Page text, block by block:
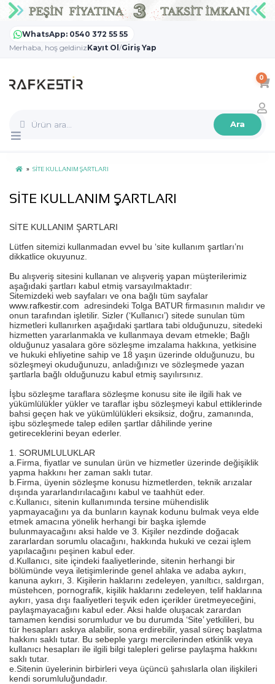
WhatsApp: 0540 372 55 55
Merhaba, hoş geldinizKayıt Ol /Giriş Yap
0
Ara
SİTE KULLANIM ŞARTLARI
SİTE KULLANIM ŞARTLARI
SİTE KULLANIM ŞARTLARI
Lütfen sitemizi kullanmadan evvel bu ‘site kullanım şartları’nı
dikkatlice okuyunuz.
Bu alışveriş sitesini kullanan ve alışveriş yapan müşterilerimiz
aşağıdaki şartları kabul etmiş varsayılmaktadır:
Sitemizdeki web sayfaları ve ona bağlı tüm sayfalar
www.rafkestir.com adresindeki Tolga BATUR firmasının malıdır ve
onun tarafından işletilir. Sizler (‘Kullanıcı’) sitede sunulan tüm
hizmetleri kullanırken aşağıdaki şartlara tabi olduğunuzu, sitedeki
hizmetten yararlanmakla ve kullanmaya devam etmekle; Bağlı
olduğunuz yasalara göre sözleşme imzalama hakkına, yetkisine
ve hukuki ehliyetine sahip ve 18 yaşın üzerinde olduğunuzu, bu
sözleşmeyi okuduğunuzu, anladığınızı ve sözleşmede yazan
şartlarla bağlı olduğunuzu kabul etmiş sayılırsınız.
İşbu sözleşme taraflara sözleşme konusu site ile ilgili hak ve
yükümlülükler yükler ve taraflar işbu sözleşmeyi kabul ettiklerinde
bahsi geçen hak ve yükümlülükleri eksiksiz, doğru, zamanında,
işbu sözleşmede talep edilen şartlar dâhilinde yerine
getireceklerini beyan ederler.
1. SORUMLULUKLAR
a.Firma, fiyatlar ve sunulan ürün ve hizmetler üzerinde değişiklik
yapma hakkını her zaman saklı tutar.
b.Firma, üyenin sözleşme konusu hizmetlerden, teknik arızalar
dışında yararlandırılacağını kabul ve taahhüt eder.
c.Kullanıcı, sitenin kullanımında tersine mühendislik
yapmayacağını ya da bunların kaynak kodunu bulmak veya elde
etmek amacına yönelik herhangi bir başka işlemde
bulunmayacağını aksi halde ve 3. Kişiler nezdinde doğacak
zararlardan sorumlu olacağını, hakkında hukuki ve cezai işlem
yapılacağını peşinen kabul eder.
d.Kullanıcı, site içindeki faaliyetlerinde, sitenin herhangi bir
bölümünde veya iletişimlerinde genel ahlaka ve adaba aykırı,
kanuna aykırı, 3. Kişilerin haklarını zedeleyen, yanıltıcı, saldırgan,
müstehcen, pornografik, kişilik haklarını zedeleyen, telif haklarına
aykırı, yasa dışı faaliyetleri teşvik eden içerikler üretmeyeceğini,
paylaşmayacağını kabul eder. Aksi halde oluşacak zarardan
tamamen kendisi sorumludur ve bu durumda ‘Site’ yetkilileri, bu
tür hesapları askıya alabilir, sona erdirebilir, yasal süreç başlatma
hakkını saklı tutar. Bu sebeple yargı mercilerinden etkinlik veya
kullanıcı hesapları ile ilgili bilgi talepleri gelirse paylaşma hakkını
saklı tutar.
e.Sitenin üyelerinin birbirleri veya üçüncü şahıslarla olan ilişkileri
kendi sorumluluğundadır.